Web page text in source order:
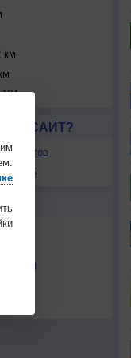
км
км
САЙТ?
сайтов
в RSS